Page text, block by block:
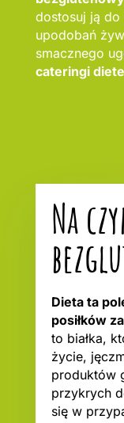
dostosuj ją
upodobań
smacznego
cateringi
Na
Dieta ta
posiłków
to białka,
życie,
produktów
przykrych
się w